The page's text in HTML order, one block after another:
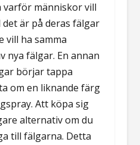
varför människor vill
är på deras fälgar
vill ha samma
nya fälgar. En annan
börjar tappa
om en liknande färg
Att köpa sig
alternativ om du
till fälgarna. Detta